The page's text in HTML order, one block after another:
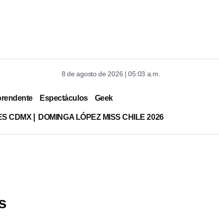
8 de agosto de 2026 | 05:03 a.m.
Espectáculos Geek
CDMX DOMINGA LÓPEZ MISS CHILE 2026